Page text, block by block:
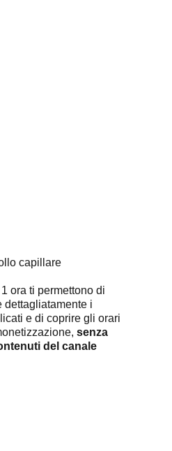
capillare
ora ti permettono di
dettagliatamente i
e di coprire gli orari
senza
del canale